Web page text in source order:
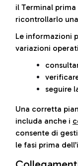
il Terminal
ricontrollarlo
Le informazioni
variazioni
seguire
Una corretta
includa anche i
consente di
le fasi prima